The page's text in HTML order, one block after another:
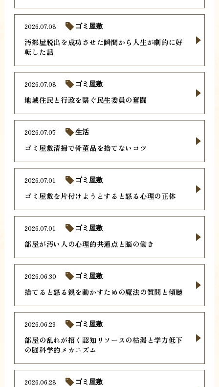
汚部屋脱出を成功させた瞬間から人生が劇的に好
転した話
2026.07.08 ゴミ屋敷
地域住民と行政を繋ぐ民生委員の奮闘
2026.07.08 ゴミ屋敷
ゴミ屋敷清掃で骨董品を捨てないコツ
2026.07.05 生活
ゴミ屋敷を片付けようとすると怒る心理の正体
2026.07.01 ゴミ屋敷
部屋が汚い人の心理的共通点と脳の働き
2026.07.01 ゴミ屋敷
捨てると怒る親を動かすための魔法の質問と傾聴
2026.06.30 ゴミ屋敷
部屋の乱れが招く認知リソースの枯渇と学力低下
の脳科学的メカニズム
2026.06.29 ゴミ屋敷
2026.06.28 ゴミ屋敷